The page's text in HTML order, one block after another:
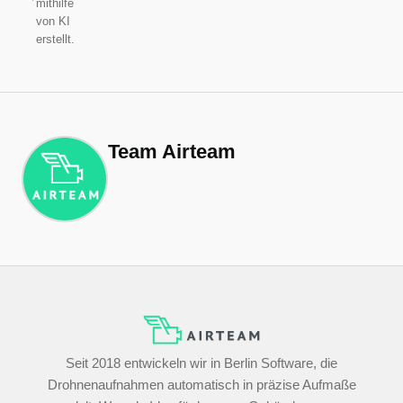
&
PV
Wandel
Seit 1.
Januar
Kategorie
die EU-
mithilfe
von KI
erstellt.
Team Airteam
Seit 2018 entwickeln wir in Berlin Software, die
Drohnenaufnahmen automatisch in präzise Aufmaße